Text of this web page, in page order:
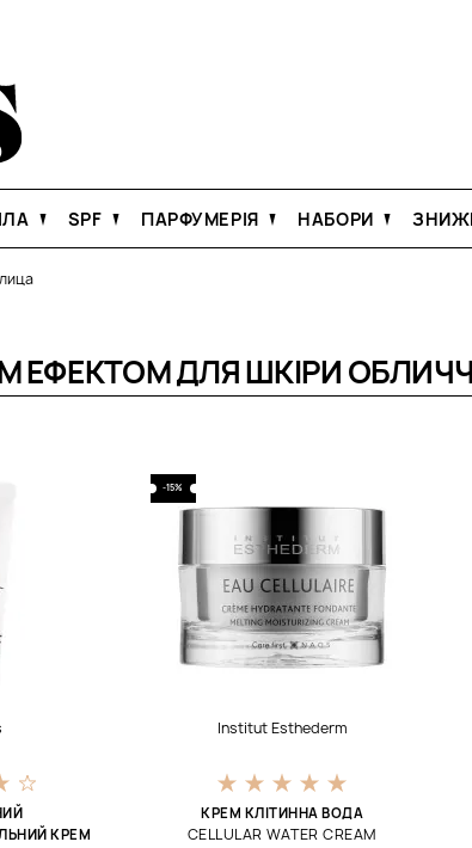
SPF ПАРФУМЕРІЯ НАБОРИ
ЕФЕКТОМ ДЛЯ ШКІРИ
КРЕМ
-15%
Institut Esthederm
КРЕМ КЛІТИННА ВОДА
CELLULAR WATER CREAM